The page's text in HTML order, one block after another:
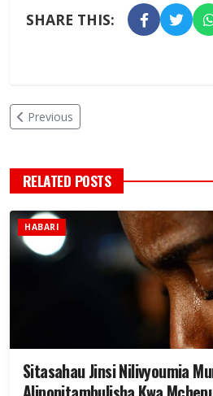
SHARE THIS:
Previous
RELATED POSTS
HABARI
Sitasahau Jinsi Nilivyoumia